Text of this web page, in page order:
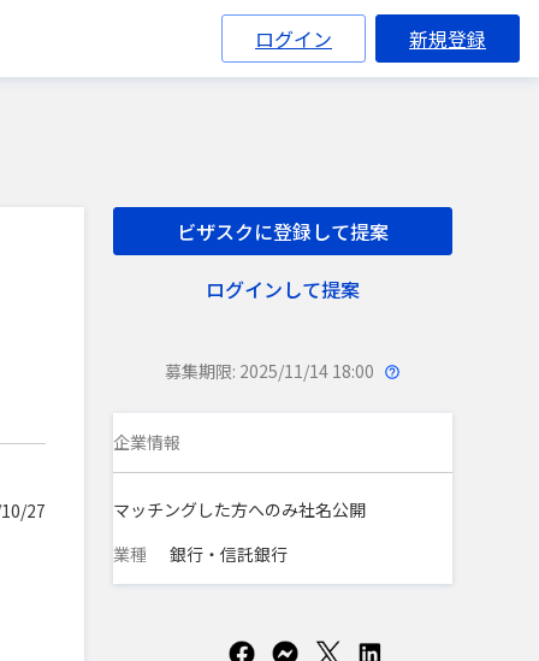
ログイン 新規登録
27
ビザスクに登録して提案
ログインして提案
募集期限: 2025/11/14 18:00
企業情報
マッチングした方へのみ社名公開
業種
銀行・信託銀行